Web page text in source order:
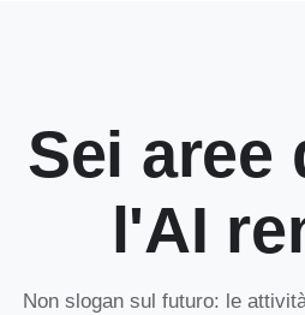
Sei aree
l'AI
Non slogan sul futuro: le